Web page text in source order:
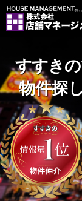
株
マ
ネ
ー
ジ
メ
U
S
E
M
A
N
A
G
E
M
E
N
T